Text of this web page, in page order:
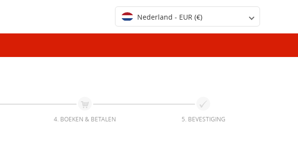
Nederland - EUR (€)
4. BOEKEN & BETALEN 5. BEVESTIGING